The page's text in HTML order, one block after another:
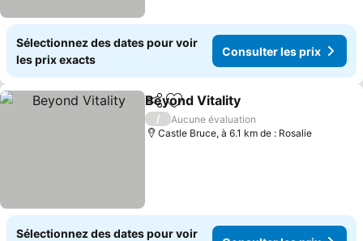
Sélectionnez des dates pour voir
les prix exacts
Consulter les prix
PartagerAjouter à mes favoris
Beyond Vitality
/
Aucune évaluation
Castle Bruce, à 6.1 km de : Rosalie
Sélectionnez des dates pour voir